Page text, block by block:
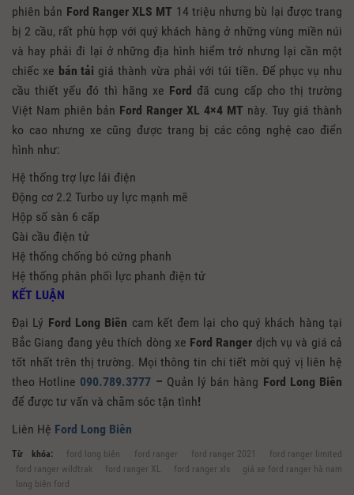
phiên bản Ford Ranger XLS MT 14 triệu nhưng bù lại được trang
bị 2 cầu, rất phù hợp với quý khách hàng ở những vùng miền núi
và hay phải đi lại ở những địa hình hiểm trở nhưng lại cần một
chiếc xe bán tải giá thành vừa phải với túi tiền. Để phục vụ nhu
cầu thiết yếu đó thì hãng xe Ford đã cung cấp cho thị trường
Việt Nam phiên bản Ford Ranger XL 4×4 MT này. Tuy giá thành
ko cao nhưng xe cũng được trang bị các công nghệ cao điển
hình như:
Hệ thống trợ lực lái điện
Động cơ 2.2 Turbo uy lực mạnh mẽ
Hộp số sàn 6 cấp
Gài cầu điện tử
Hệ thống chống bó cứng phanh
Hệ thống phân phối lực phanh điện tử
KẾT LUẬN
Đại Lý Ford Long Biên cam kết đem lại cho quý khách hàng tại
Bắc Giang đang yêu thích dòng xe Ford Ranger dịch vụ và giá cả
tốt nhất trên thị trường. Mọi thông tin chi tiết mời quý vị liên hệ
theo Hotline 090.789.3777 – Quản lý bán hàng Ford Long Biên
để được tư vấn và chăm sóc tận tình!
Liên Hệ Ford Long Biên
Từ khóa: ford long biên ford ranger ford ranger 2021
ford ranger limited
ford ranger wildtrak
ford ranger XL ford ranger xls
giá xe ford ranger hà nam
long biên ford